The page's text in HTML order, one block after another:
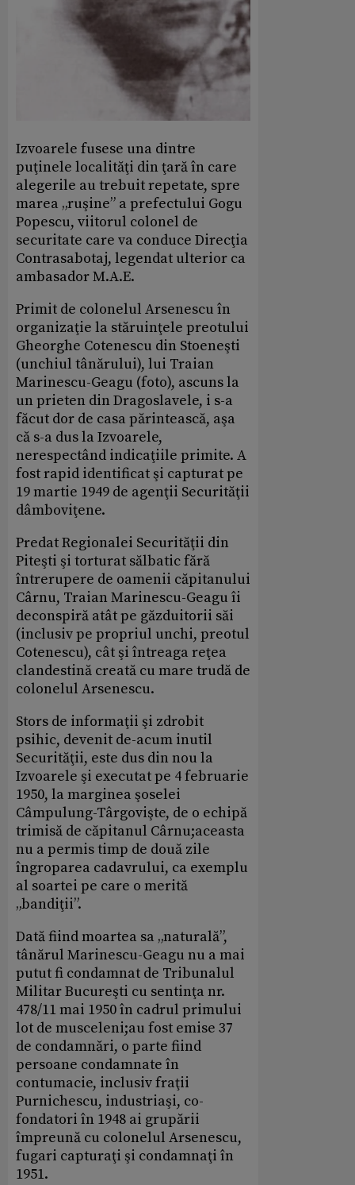
Izvoarele fusese una dintre
puţinele localităţi din ţară în care
alegerile au trebuit repetate, spre
marea „ruşine” a prefectului Gogu
Popescu, viitorul colonel de
securitate care va conduce Direcţia
Contrasabotaj, legendat ulterior ca
ambasador M.A.E.
Primit de colonelul Arsenescu în
organizaţie la stăruinţele preotului
Gheorghe Cotenescu din Stoeneşti
(unchiul tânărului), lui Traian
Marinescu-Geagu (foto), ascuns la
un prieten din Dragoslavele, i s-a
făcut dor de casa părintească, aşa
că s-a dus la Izvoarele,
nerespectând indicaţiile primite. A
fost rapid identificat şi capturat pe
19 martie 1949 de agenţii Securităţii
dâmboviţene.
Predat Regionalei Securităţii din
Piteşti şi torturat sălbatic fără
întrerupere de oamenii căpitanului
Cârnu, Traian Marinescu-Geagu îi
deconspiră atât pe găzduitorii săi
(inclusiv pe propriul unchi, preotul
Cotenescu), cât şi întreaga reţea
clandestină creată cu mare trudă de
colonelul Arsenescu.
Stors de informaţii şi zdrobit
psihic, devenit de-acum inutil
Securităţii, este dus din nou la
Izvoarele şi executat pe 4 februarie
1950, la marginea şoselei
Câmpulung-Târgovişte, de o echipă
trimisă de căpitanul Cârnu;aceasta
nu a permis timp de două zile
îngroparea cadavrului, ca exemplu
al soartei pe care o merită
„bandiţii”.
Dată fiind moartea sa „naturală”,
tânărul Marinescu-Geagu nu a mai
putut fi condamnat de Tribunalul
Militar Bucureşti cu sentinţa nr.
478/11 mai 1950 în cadrul primului
lot de musceleni;au fost emise 37
de condamnări, o parte fiind
persoane condamnate în
contumacie, inclusiv fraţii
Purnichescu, industriaşi, co-
fondatori în 1948 ai grupării
împreună cu colonelul Arsenescu,
fugari capturaţi şi condamnaţi în
1951.